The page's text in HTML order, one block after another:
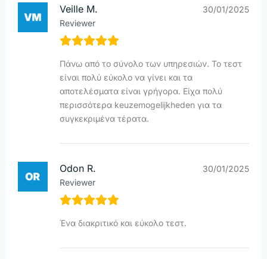
Veille M.
Reviewer
30/01/2025
Πάνω από το σύνολο των υπηρεσιών. Το τεστ
είναι πολύ εύκολο να γίνει και τα
αποτελέσματα είναι γρήγορα. Είχα πολύ
περισσότερα keuzemogelijkheden για τα
συγκεκριμένα τέρατα.
Odon R.
Reviewer
30/01/2025
Ένα διακριτικό και εύκολο τεστ.